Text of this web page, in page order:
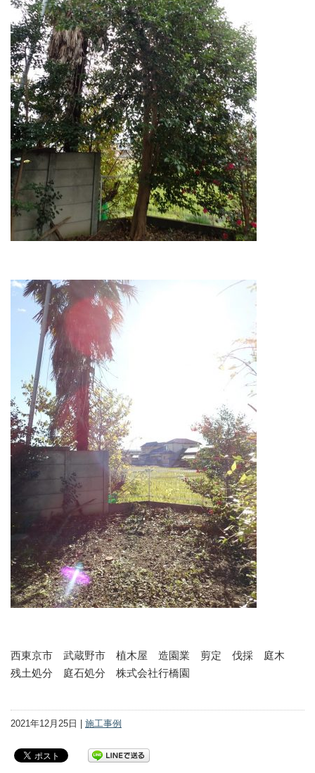
西東京市 武蔵野市 植木屋 造園業 剪定 伐採 庭木
残土処分 庭石処分 株式会社行橋園
2021年12月25日 | 施工事例